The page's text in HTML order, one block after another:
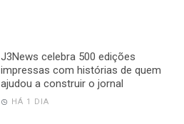
J3News celebra 500 edições
impressas com histórias de quem
ajudou a construir o jornal
HÁ 1 DIA